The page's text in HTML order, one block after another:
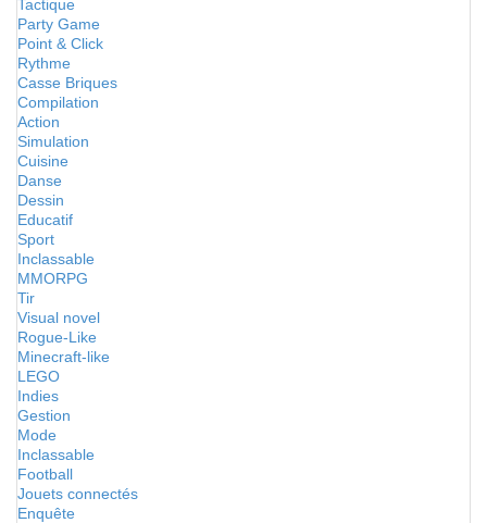
Tactique
Party Game
Point & Click
Rythme
Casse Briques
Compilation
Action
Simulation
Cuisine
Danse
Dessin
Educatif
Sport
Inclassable
MMORPG
Tir
Visual novel
Rogue-Like
Minecraft-like
LEGO
Indies
Gestion
Mode
Inclassable
Football
Jouets connectés
Enquête